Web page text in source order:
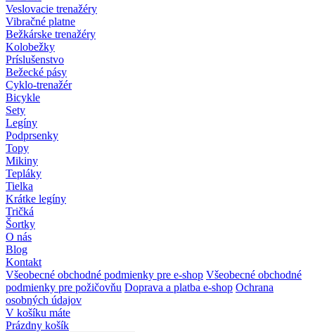
Veslovacie trenažéry
Vibračné platne
Bežkárske trenažéry
Kolobežky
Príslušenstvo
Bežecké pásy
Cyklo-trenažér
Bicykle
Sety
Legíny
Podprsenky
Topy
Mikiny
Tepláky
Tielka
Krátke legíny
Tričká
Šortky
O nás
Blog
Kontakt
Všeobecné obchodné podmienky pre e-shop Všeobecné obchodné
podmienky pre požičovňu Doprava a platba e-shop Ochrana
osobných údajov
V košíku máte
Prázdny košík